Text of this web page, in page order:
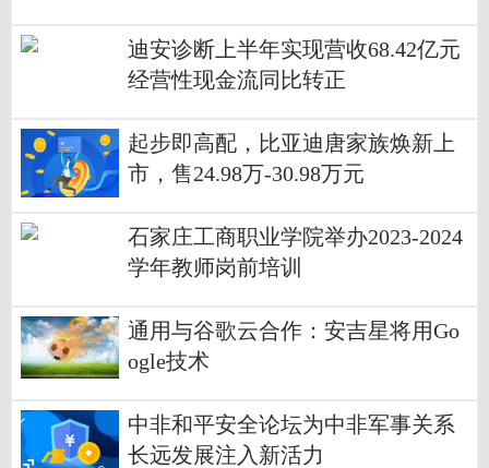
迪安诊断上半年实现营收68.42亿元
经营性现金流同比转正
起步即高配，比亚迪唐家族焕新上
市，售24.98万-30.98万元
石家庄工商职业学院举办2023-2024
学年教师岗前培训
通用与谷歌云合作：安吉星将用Go
ogle技术
中非和平安全论坛为中非军事关系
长远发展注入新活力